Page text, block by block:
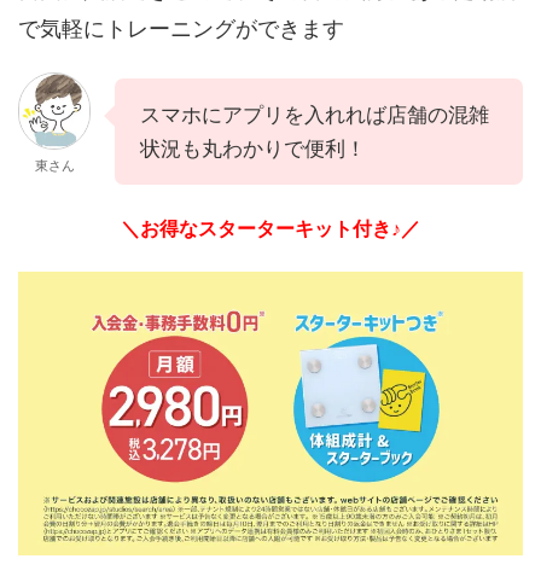
で気軽にトレーニングができます
東さん
スマホにアプリを入れれば店舗の混雑
状況も丸わかりで便利！
＼お得なスターターキット付き♪／